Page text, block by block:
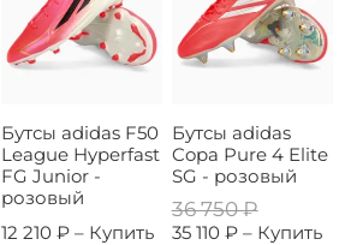
Бутсы adidas F50
League Hyperfast
FG Junior -
розовый
12 210 ₽ – Купить
Бутсы adidas
Copa Pure 4 Elite
SG - розовый
36 750 ₽
35 110 ₽ – Купить